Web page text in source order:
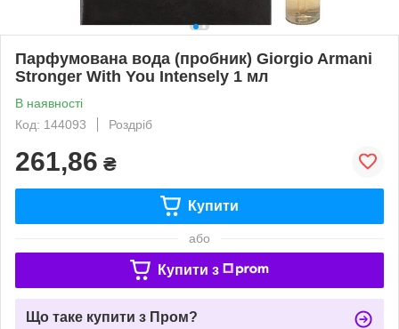
Парфумована вода (пробник) Giorgio Armani
Stronger With You Intensely 1 мл
В наявності
Код: 144093
Роздріб
261,86 ₴
Купити
або
Купити з
Що таке купити з Пром?